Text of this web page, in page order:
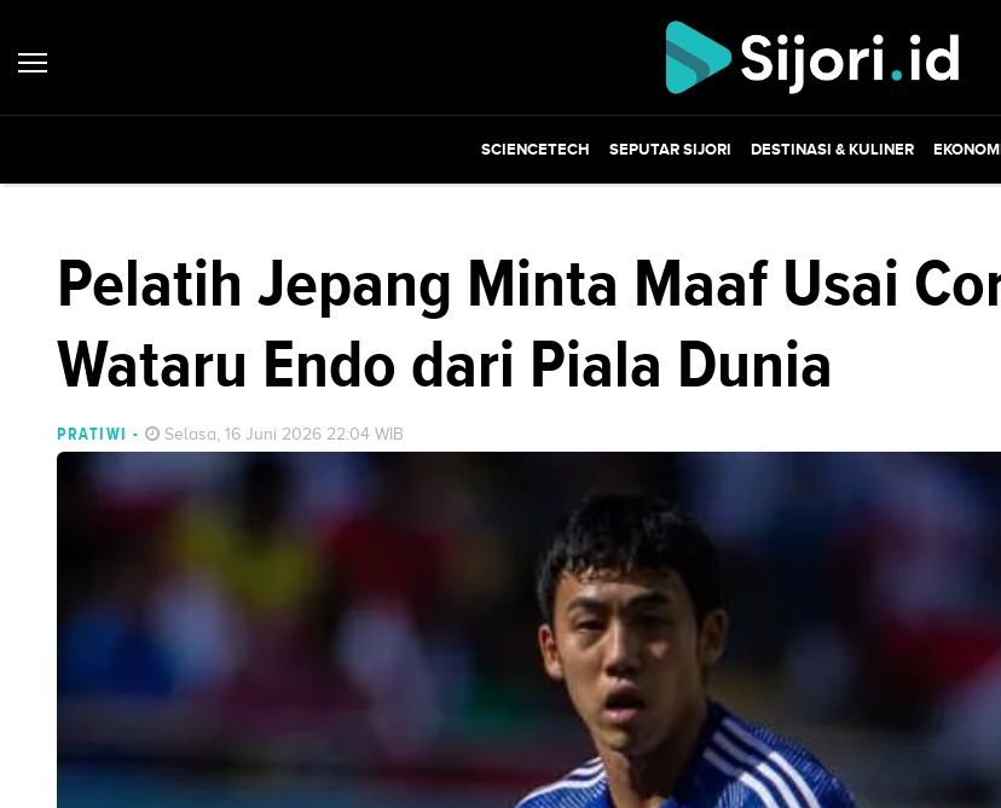
SCIENCETECH SEPUTAR SIJORI DESTINASI & KULINER
Pelatih Jepang Minta Maaf Usai
Wataru Endo dari Piala Dunia
PRATIWI - Selasa, 16 Juni 2026 22:04 WIB